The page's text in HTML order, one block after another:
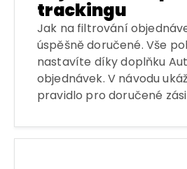
trackingu
Jak na filtrování
úspěšně doručené. Vše
nastavíte díky doplňku
objednávek. V návodu
pravidlo pro doručené